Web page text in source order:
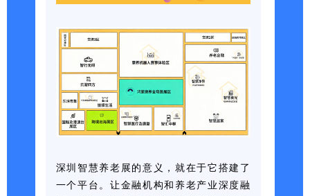
深圳智慧养老展的意义，就在于它搭建了
一个平台。让金融机构和养老产业深度融